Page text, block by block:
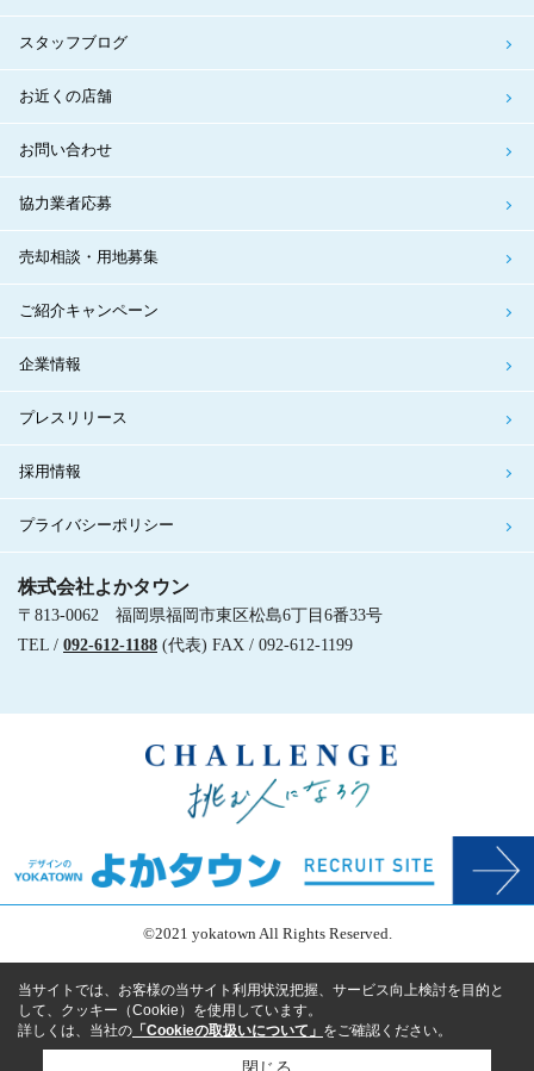
スタッフブログ
お近くの店舗
お問い合わせ
協力業者応募
売却相談・用地募集
ご紹介キャンペーン
企業情報
プレスリリース
採用情報
プライバシーポリシー
株式会社よかタウン
〒813-0062 福岡県福岡市東区松島6丁目6番33号
TEL / 092-612-1188 (代表) FAX / 092-612-1199
©2021 yokatown All Rights Reserved.
当サイトでは、お客様の当サイト利用状況把握、サービス向上検討を目的と
して、クッキー（Cookie）を使用しています。
詳しくは、当社の 「Cookieの取扱いについて」 をご確認ください。